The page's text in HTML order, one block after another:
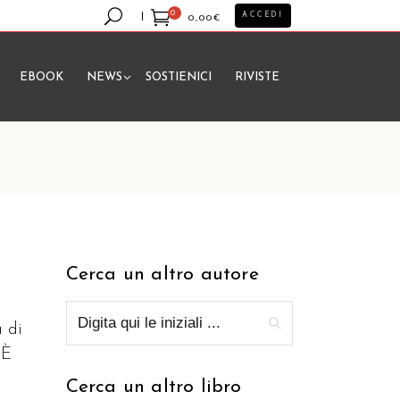
0
0,00€
prodotto nel carrello.
ACCEDI
EBOOK NEWS SOSTIENICI RIVISTE
di
Cerca un altro autore
Cerca un altro libro